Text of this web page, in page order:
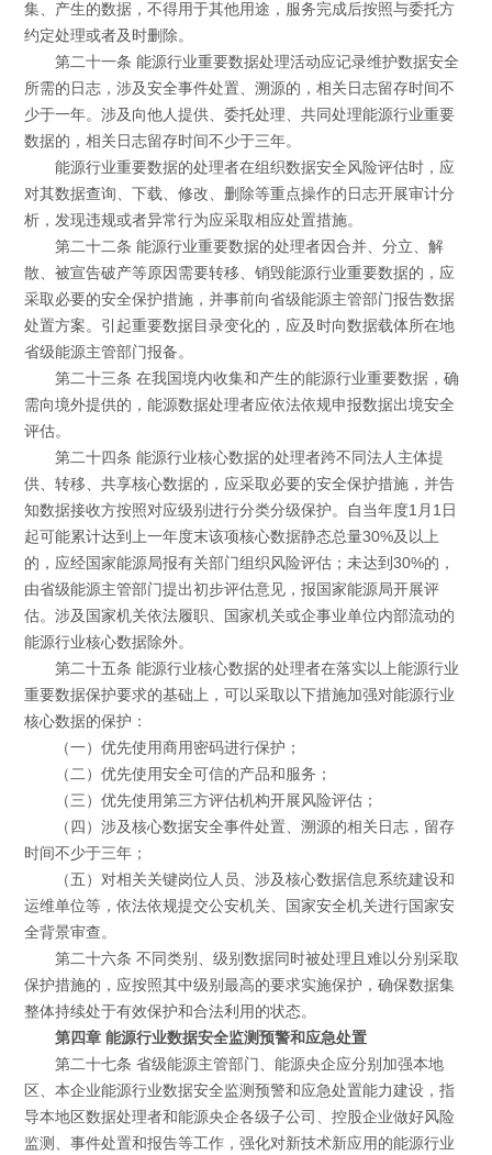
集、产生的数据，不得用于其他用途，服务完成后按照与委托方
约定处理或者及时删除。
第二十一条 能源行业重要数据处理活动应记录维护数据安全
所需的日志，涉及安全事件处置、溯源的，相关日志留存时间不
少于一年。涉及向他人提供、委托处理、共同处理能源行业重要
数据的，相关日志留存时间不少于三年。
能源行业重要数据的处理者在组织数据安全风险评估时，应
对其数据查询、下载、修改、删除等重点操作的日志开展审计分
析，发现违规或者异常行为应采取相应处置措施。
第二十二条 能源行业重要数据的处理者因合并、分立、解
散、被宣告破产等原因需要转移、销毁能源行业重要数据的，应
采取必要的安全保护措施，并事前向省级能源主管部门报告数据
处置方案。引起重要数据目录变化的，应及时向数据载体所在地
省级能源主管部门报备。
第二十三条 在我国境内收集和产生的能源行业重要数据，确
需向境外提供的，能源数据处理者应依法依规申报数据出境安全
评估。
第二十四条 能源行业核心数据的处理者跨不同法人主体提
供、转移、共享核心数据的，应采取必要的安全保护措施，并告
知数据接收方按照对应级别进行分类分级保护。自当年度1月1日
起可能累计达到上一年度末该项核心数据静态总量30%及以上
的，应经国家能源局报有关部门组织风险评估；未达到30%的，
由省级能源主管部门提出初步评估意见，报国家能源局开展评
估。涉及国家机关依法履职、国家机关或企事业单位内部流动的
能源行业核心数据除外。
第二十五条 能源行业核心数据的处理者在落实以上能源行业
重要数据保护要求的基础上，可以采取以下措施加强对能源行业
核心数据的保护：
（一）优先使用商用密码进行保护；
（二）优先使用安全可信的产品和服务；
（三）优先使用第三方评估机构开展风险评估；
（四）涉及核心数据安全事件处置、溯源的相关日志，留存
时间不少于三年；
（五）对相关关键岗位人员、涉及核心数据信息系统建设和
运维单位等，依法依规提交公安机关、国家安全机关进行国家安
全背景审查。
第二十六条 不同类别、级别数据同时被处理且难以分别采取
保护措施的，应按照其中级别最高的要求实施保护，确保数据集
整体持续处于有效保护和合法利用的状态。
第四章 能源行业数据安全监测预警和应急处置
第二十七条 省级能源主管部门、能源央企应分别加强本地
区、本企业能源行业数据安全监测预警和应急处置能力建设，指
导本地区数据处理者和能源央企各级子公司、控股企业做好风险
监测、事件处置和报告等工作，强化对新技术新应用的能源行业